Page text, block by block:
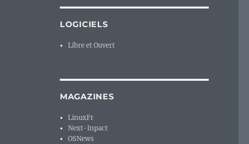
LOGICIELS
Libre et Ouvert
MAGAZINES
LinuxFr
Next-Inpact
OSNews